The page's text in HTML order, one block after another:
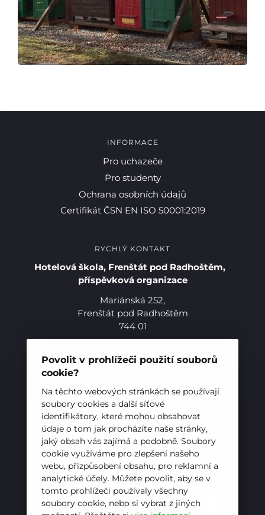
Povolit v prohlížeči použití souborů
cookie?
Na těchto webových stránkách se používají
soubory cookies a další síťové
identifikátory, které mohou obsahovat
údaje o tom jak procházíte naše stránky,
jaký obsah vás zajímá a podobně. Soubory
cookie využíváme pro zlepšení našeho
webu, přizpůsobení obsahu, pro reklamní a
analytické účely. Můžete povolit, aby se v
tomto prohlížeči používaly všechny
soubory cookie, nebo si vybrat z jiných
Pro studenty
INFORMACE
Pro uchazeče
Pro studenty
Ochrana osobních údajů
Certifikát ČSN EN ISO 50001:2019
RYCHLÝ KONTAKT
Hotelová škola, Frenštát pod Radhoštěm,
příspěvková organizace
Mariánská 252,
Frenštát pod Radhoštěm
744 01
E-mail:sekretariat@hotelovkafren.cz
Datová schránka: bc5jrez
IČ: 00576441
ZŘIZOVATEL
Hotelová škola, Frenštát pod Radhoštěm je
příspěvkovou organizací zřizovanou
Moravskoslezským krajem